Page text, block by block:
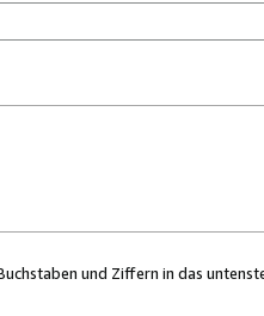
und Ziffern in das